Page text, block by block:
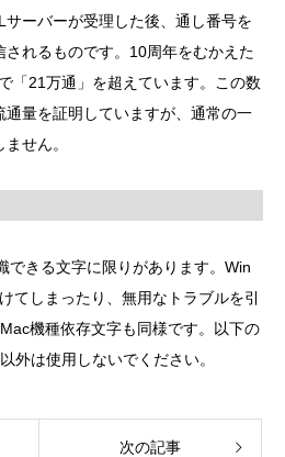
ーバーが受理した後、通し番号を
れるものです。10周年をむかえた
「21万通」を超えています。この数
量を証明していますが、通常の一
せん。
できる文字に限りがあります。Win
てしまったり、無用なトラブルを引
機種依存文字も同様です。以下の
外は使用しないでください。
次の記事